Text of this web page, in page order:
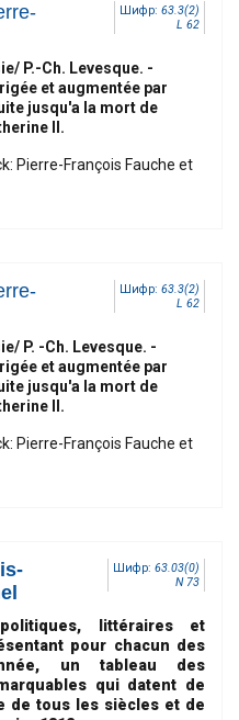
Шифр: 63.3(2)
L 62
P.-Ch. Levesque. -
et augmentée par
jusqu'a la mort de
II.
Pierre-François Fauche et
Шифр: 63.3(2)
L 62
P. -Ch. Levesque. -
et augmentée par
jusqu'a la mort de
II.
Pierre-François Fauche et
Шифр: 63.03(0)
N 73
politiques, littéraires et
pour chacun des
un tableau des
qui datent de
de tous les siècles et de